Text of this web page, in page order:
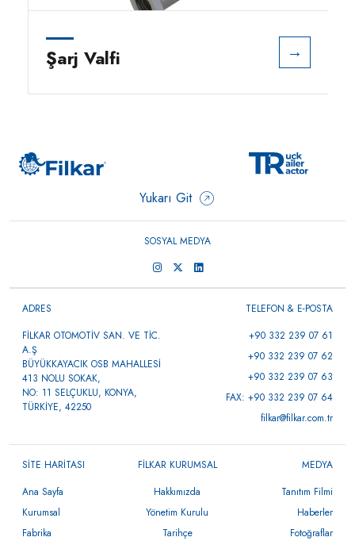
Şarj Valfi →
Yukarı Git
SOSYAL MEDYA
ADRES
FİLKAR OTOMOTİV SAN. VE TİC.
A.Ş
BÜYÜKKAYACIK OSB MAHALLESİ
413 NOLU SOKAK,
NO: 11 SELÇUKLU, KONYA,
TÜRKİYE, 42250
TELEFON & E-POSTA
+90 332 239 07 61
+90 332 239 07 62
+90 332 239 07 63
FAX: +90 332 239 07 64
filkar@filkar.com.tr
SİTE HARİTASI
Ana Sayfa
Kurumsal
Fabrika
FİLKAR KURUMSAL
Hakkımızda
Yönetim Kurulu
Tarihçe
MEDYA
Tanıtım Filmi
Haberler
Fotoğraflar